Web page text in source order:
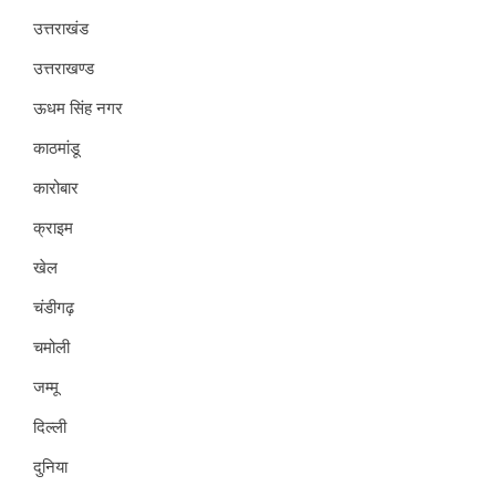
उत्तराखंड
उत्तराखण्ड
ऊधम सिंह नगर
काठमांडू
कारोबार
क्राइम
खेल
चंडीगढ़
चमोली
जम्मू
दिल्ली
दुनिया